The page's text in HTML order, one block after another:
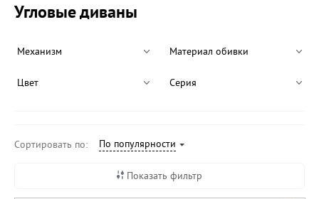
Угловые диваны
Механизм Материал обивки
Цвет Серия
Сортировать по: По популярности
Показать фильтр